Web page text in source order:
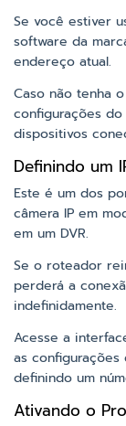
Se você estiver
software da
endereço atual.
Caso não tenha
configurações
dispositivos
Definindo um
Este é um dos
câmera IP em
em um DVR.
Se o roteador
perderá a
indefinidamente.
Acesse a
as configurações
definindo um
Ativando o